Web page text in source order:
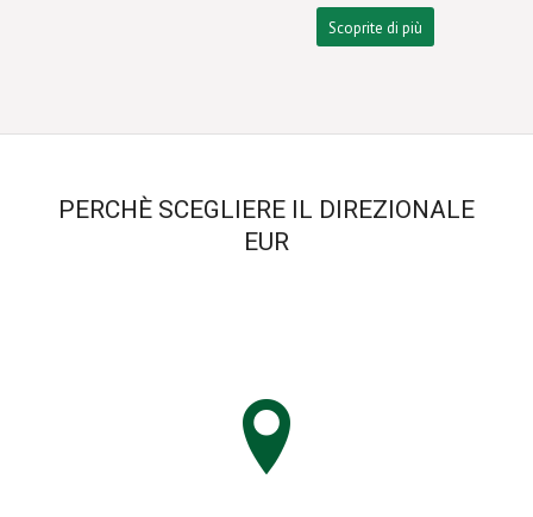
Scoprite di più
PERCHÈ SCEGLIERE IL DIREZIONALE
EUR